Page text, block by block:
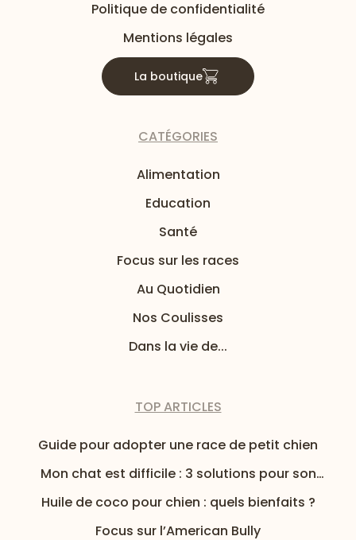
Politique de confidentialité
Mentions légales
La boutique
CATÉGORIES
Alimentation
Education
Santé
Focus sur les races
Au Quotidien
Nos Coulisses
Dans la vie de...
TOP ARTICLES
Guide pour adopter une race de petit chien
Mon chat est difficile : 3 solutions pour son
alimentation
Huile de coco pour chien : quels bienfaits ?
Focus sur l’American Bully